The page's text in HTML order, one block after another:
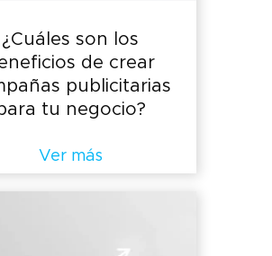
¿Cuáles son los
de crear
publicitarias
tu negocio?
Ver más